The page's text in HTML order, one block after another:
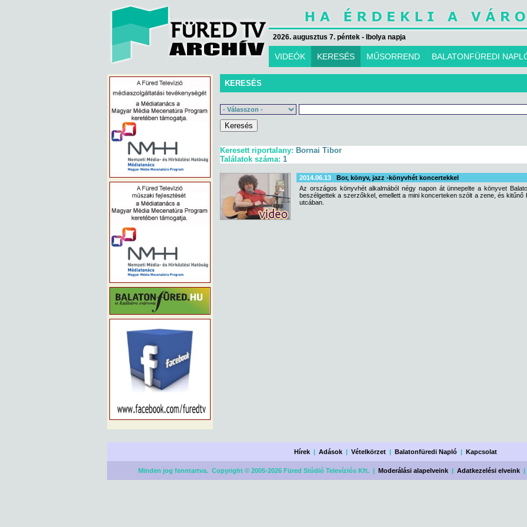
2026. augusztus 7. péntek - Ibolya napja
VIDEÓK KERESÉS MŰSORREND BALATONFÜREDI
KERESÉS
Keresett riportalany: Bornai Tibor
Találatok száma: 1
2014.06.13
Bor, könyv, jazz -könyvhét koncertekkel
Az országos könyvhét alkalmából négy napon át ünnepelte a könyvet
beszélgettek a szerzőkkel, emellett a mini koncerteken szólt a zene, és kitűnő
utcában.
Hírek| Adások| Vételkörzet| Balatonfüredi Napló| Kapcsolat
Minden jog fenntartva. Copyright © 2005-2026 Füred Stúdió Televíziós Kft. | Moderálási alapelveink | Adatkezelési elveink |